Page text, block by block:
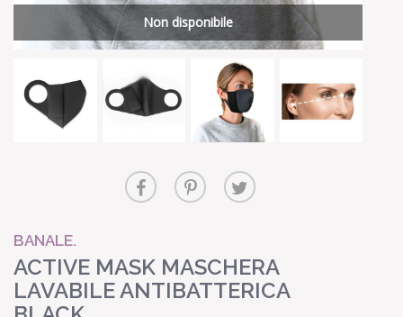
Non disponibile
BANALE.
ACTIVE MASK MASCHERA
LAVABILE ANTIBATTERICA